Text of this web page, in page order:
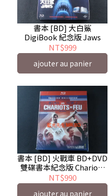
書本 [BD] 大白鯊
DigiBook 紀念版 Jaws
NT$999
ajouter au panier
書本 [BD] 火戰車 BD+DVD
雙碟書本紀念版 Chariots
of Fire
NT$990
ajouter au panier